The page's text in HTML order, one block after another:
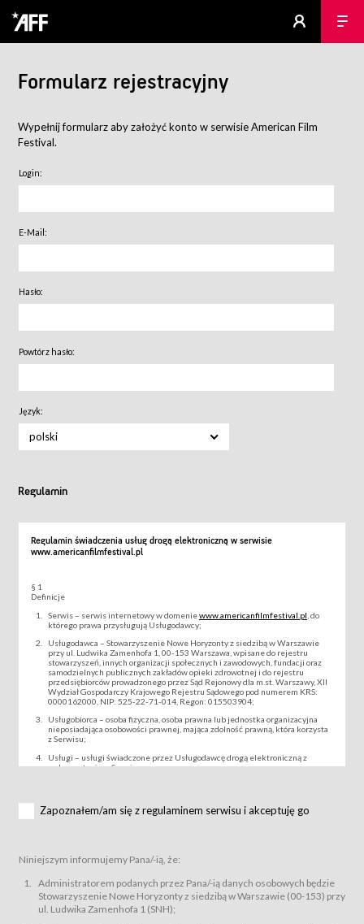
Formularz rejestracyjny
Wypełnij formularz aby założyć konto w serwisie American Film
Festival.
Login:
E-Mail:
Hasło:
Powtórz hasło:
Język:
polski
Regulamin
Regulamin świadczenia usług drogą elektroniczną w serwisie
www.americanfilmfestival.pl
§ 1
Definicje
Serwis – serwis internetowy w domeniewww.americanfilmfestival.pl , do
którego prawa przysługują Usługodawcy;
Usługodawca – Stowarzyszenie Nowe Horyzonty z siedzibą w Warszawie
przy ul. Ludwika Zamenhofa 1, 00-153 Warszawa, wpisane do rejestru
stowarzyszeń, innych organizacji społecznych i zawodowych, fundacji oraz
samodzielnych publicznych zakładów opieki zdrowotnej i do rejestru
przedsiębiorców prowadzonego przez Sąd Rejonowy dla m.st. Warszawy, XII
Wydział Gospodarczy Krajowego Rejestru Sądowego pod numerem KRS:
0000162000, NIP: 525-22-71-014, Regon: 015503904;
Usługobiorca – osoba fizyczna, osoba prawna lub jednostka organizacyjna
nieposiadająca osobowości prawnej, mająca zdolność prawną, która korzysta
z Serwisu;
Usługi – usługi świadczone przez Usługodawcę drogą elektroniczną z
wykorzystaniem Serwisu;
za pośrednictwem Serwisu;
podmiotom z branży mediów i filmowej (Akredytacje);
Bilety – wybrane dokumenty potwierdzające zawarcie umowy z
Usługodawcą i uprawniające do wzięcia udziału w Wydarzeniu,
przewidziane przez Usługodawcę dla danego Wydarzenia, tj. uprawniające
do uczestnictwa w wielu albo w pojedynczych seansach filmowych,
Zapoznałem/am się z regulaminem serwisu i akceptuję go
Niniejszym informujemy Pana/-ią, że:
Administratorem podanych przez Pana/-ią danych osobowych będzie
Stowarzyszenie Nowe Horyzonty z siedzibą w Warszawie (00-153) przy
ul. Ludwika Zamenhofa 1 (SNH);